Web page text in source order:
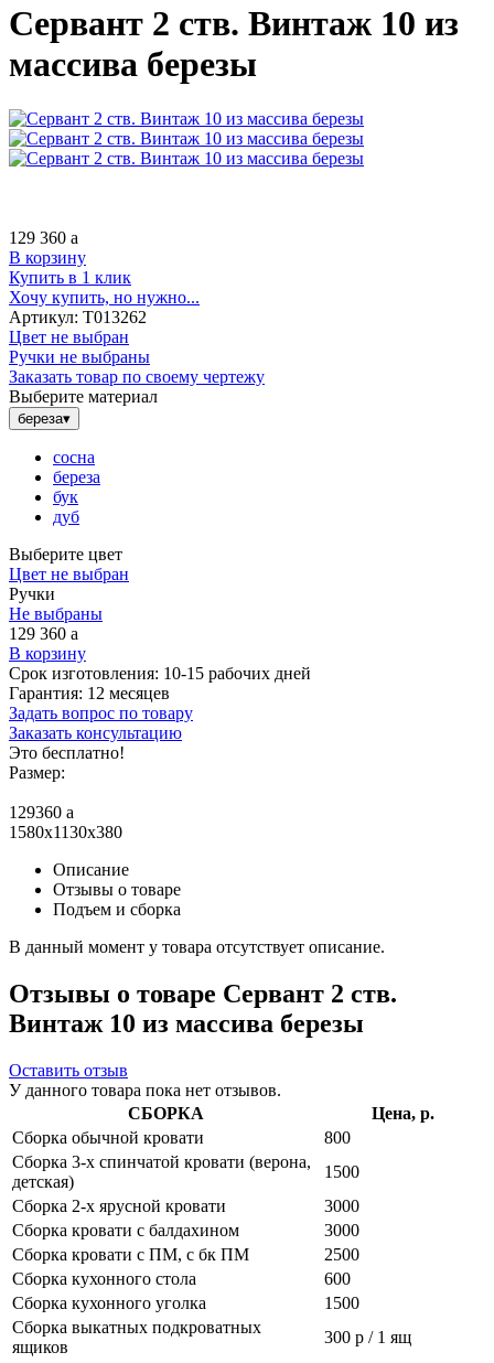
Сервант 2 ств. Винтаж 10 из
массива березы
129 360 a
В корзину
Купить в 1 клик
Хочу купить, но нужно...
Артикул: Т013262
Цвет не выбран
Ручки не выбраны
Заказать товар по своему чертежу
Выберите материал
береза▾
сосна
береза
бук
дуб
Выберите цвет
Цвет не выбран
Ручки
Не выбраны
129 360 a
В корзину
Срок изготовления: 10-15 рабочих дней
Гарантия: 12 месяцев
Задать вопрос по товару
Заказать консультацию
Это бесплатно!
Размер:
129360 a
1580x1130x380
Описание
Отзывы о товаре
Подъем и сборка
В данный момент у товара отсутствует описание.
Отзывы о товаре Сервант 2 ств.
Винтаж 10 из массива березы
Оставить отзыв
У данного товара пока нет отзывов.
СБОРКА
Цена, р.
Сборка обычной кровати
800
Сборка 3-х спинчатой кровати (верона,
детская)
1500
Сборка 2-х ярусной кровати
3000
Сборка кровати с балдахином
3000
Сборка кровати с ПМ, с бк ПМ
2500
Сборка кухонного стола
600
Сборка кухонного уголка
1500
Сборка выкатных подкроватных
ящиков
300 р / 1 ящ